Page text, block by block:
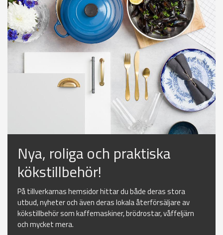
Nya, roliga och praktiska
kökstillbehör!
På tillverkarnas hemsidor hittar du både deras stora
utbud, nyheter och även deras lokala återförsäljare av
kökstillbehör som kaffemaskiner, brödrostar, våffeljärn
och mycket mera.